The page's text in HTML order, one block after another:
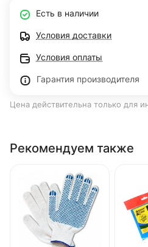
Есть в наличии
Условия доставки
Условия оплаты
Гарантия производителя
Цена действительна только для
Рекомендуем также